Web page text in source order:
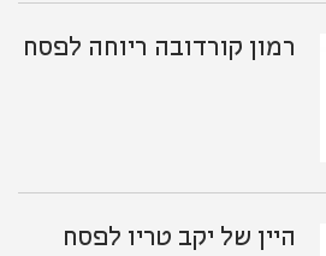
רמון קורדובה ריוחה לפסח
היין של יקב טריו לפסח